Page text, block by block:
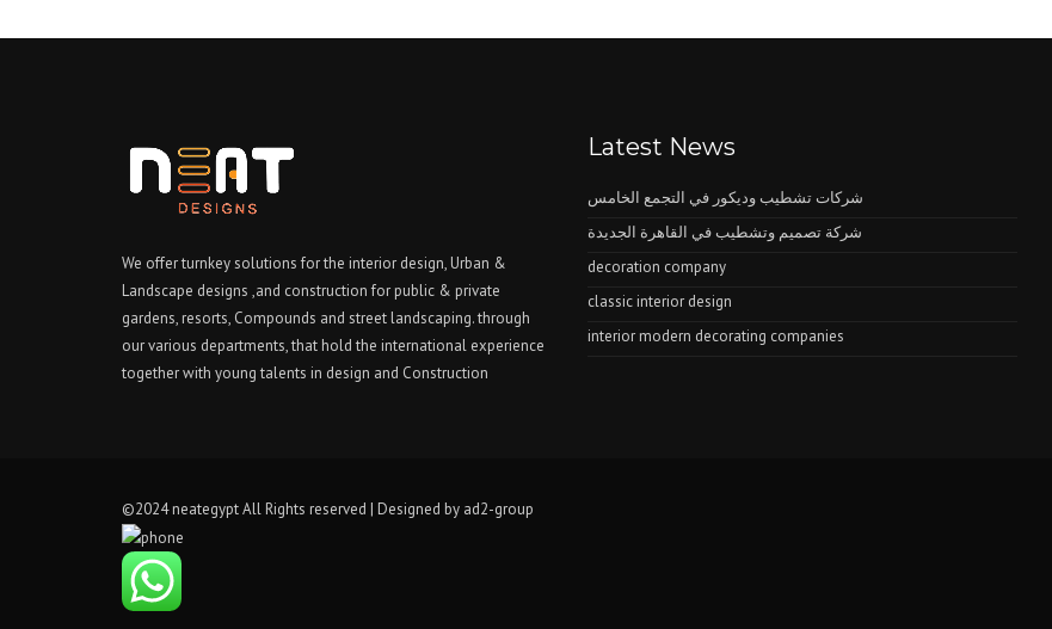
We offer turnkey solutions for the interior design, Urban &
Landscape designs ,and construction for public & private
gardens, resorts, Compounds and street landscaping. through
our various departments, that hold the international experience
together with young talents in design and Construction
Latest News
شركات تشطيب وديكور في التجمع الخامس
شركة تصميم وتشطيب في القاهرة الجديدة
decoration company
classic interior design
interior modern decorating companies
©2024 neategypt All Rights reserved | Designed by ad2-group